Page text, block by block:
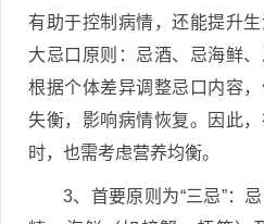
有助于控制病情，还能提升
大忌口原则：忌酒、忌海鲜
根据个体差异调整忌口内容
失衡，影响病情恢复。因此
时，也需考虑营养均衡。
3、首要原则为“三忌”：